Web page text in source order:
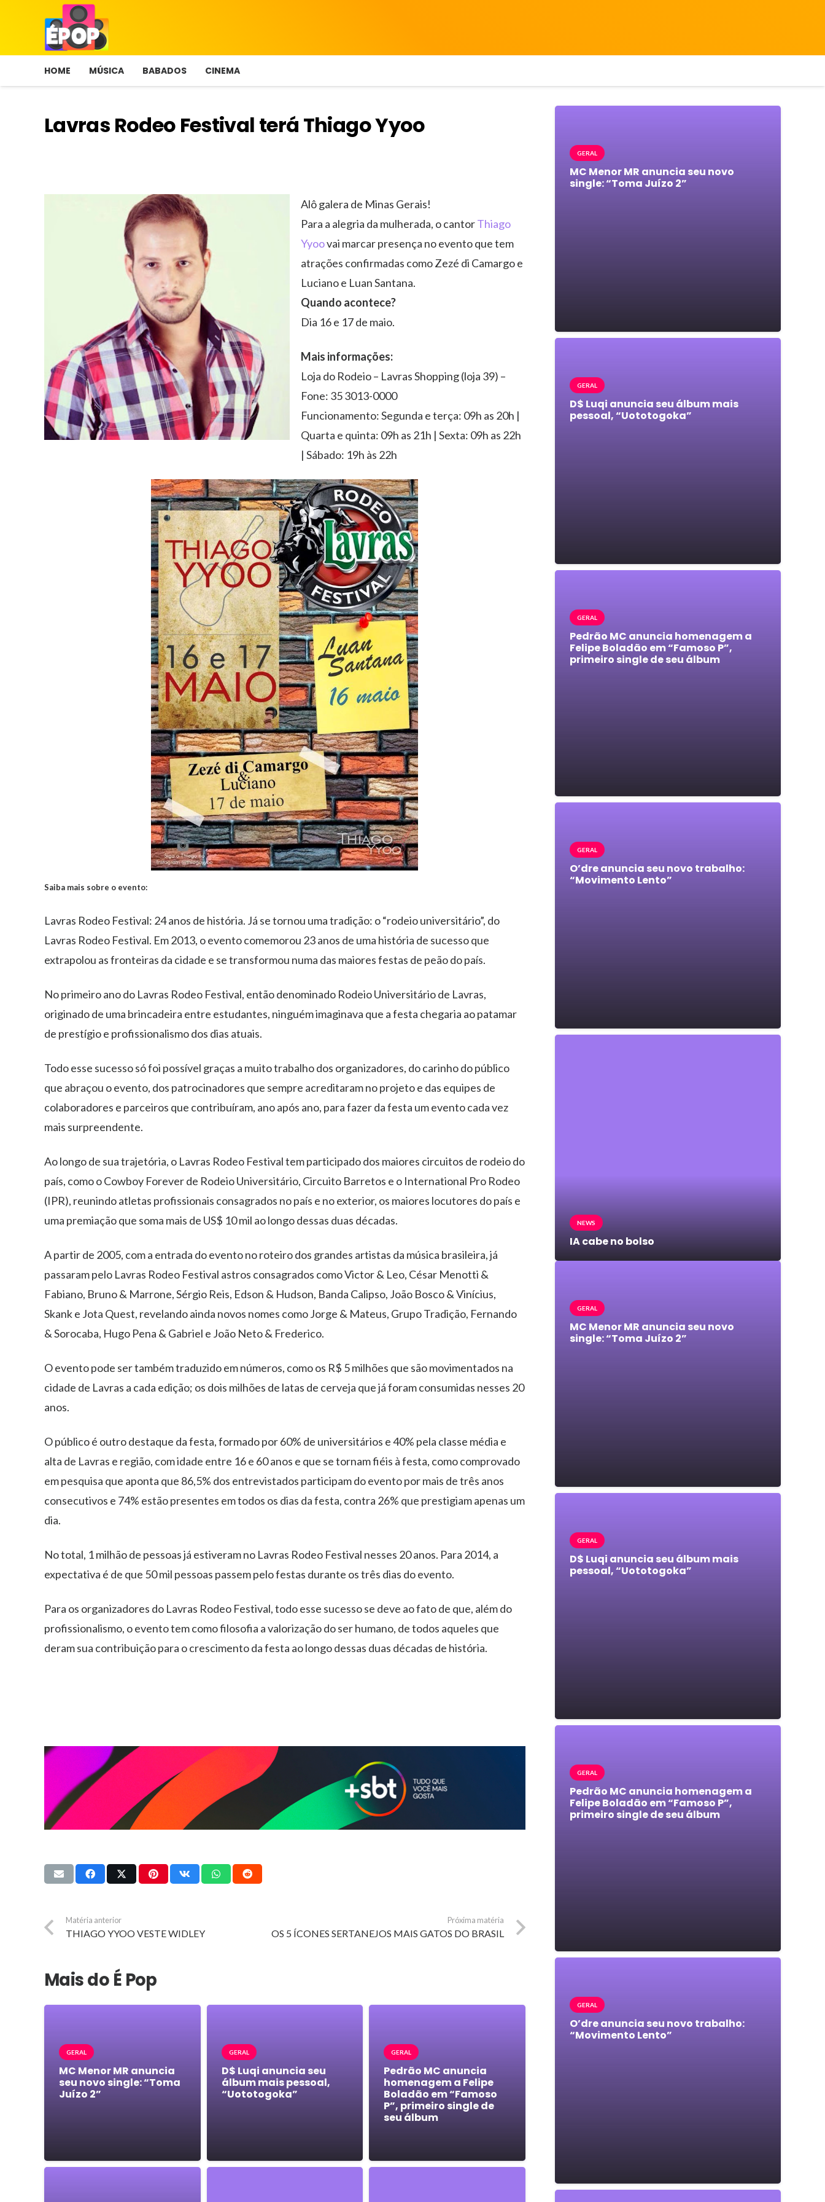
HOME MÚSICA BABADOS CINEMA
Lavras Rodeo Festival terá Thiago Yyoo
Alô galera de Minas Gerais!
Para a alegria da mulherada, o cantorThiago
Yyoovai marcar presença no evento que tem
atrações confirmadas como Zezé di Camargo e
Luciano e Luan Santana.
Quando acontece?
Dia 16 e 17 de maio.
Mais informações:
Loja do Rodeio – Lavras Shopping (loja 39) –
Fone: 35 3013-0000
Funcionamento: Segunda e terça: 09h as 20h |
Quarta e quinta: 09h as 21h | Sexta: 09h as 22h
| Sábado: 19h às 22h
Saiba mais sobre o evento:
Lavras Rodeo Festival: 24 anos de história. Já se tornou uma tradição: o “rodeio universitário”, do
Lavras Rodeo Festival. Em 2013, o evento comemorou 23 anos de uma história de sucesso que
extrapolou as fronteiras da cidade e se transformou numa das maiores festas de peão do país.
No primeiro ano do Lavras Rodeo Festival, então denominado Rodeio Universitário de Lavras,
originado de uma brincadeira entre estudantes, ninguém imaginava que a festa chegaria ao patamar
de prestígio e profissionalismo dos dias atuais.
Todo esse sucesso só foi possível graças a muito trabalho dos organizadores, do carinho do público
que abraçou o evento, dos patrocinadores que sempre acreditaram no projeto e das equipes de
colaboradores e parceiros que contribuíram, ano após ano, para fazer da festa um evento cada vez
mais surpreendente.
Ao longo de sua trajetória, o Lavras Rodeo Festival tem participado dos maiores circuitos de rodeio do
país, como o Cowboy Forever de Rodeio Universitário, Circuito Barretos e o International Pro Rodeo
(IPR), reunindo atletas profissionais consagrados no país e no exterior, os maiores locutores do país e
uma premiação que soma mais de US$ 10 mil ao longo dessas duas décadas.
A partir de 2005, com a entrada do evento no roteiro dos grandes artistas da música brasileira, já
passaram pelo Lavras Rodeo Festival astros consagrados como Victor & Leo, César Menotti &
Fabiano, Bruno & Marrone, Sérgio Reis, Edson & Hudson, Banda Calipso, João Bosco & Vinícius,
Skank e Jota Quest, revelando ainda novos nomes como Jorge & Mateus, Grupo Tradição, Fernando
& Sorocaba, Hugo Pena & Gabriel e João Neto & Frederico.
O evento pode ser também traduzido em números, como os R$ 5 milhões que são movimentados na
cidade de Lavras a cada edição; os dois milhões de latas de cerveja que já foram consumidas nesses 20
anos.
O público é outro destaque da festa, formado por 60% de universitários e 40% pela classe média e
alta de Lavras e região, com idade entre 16 e 60 anos e que se tornam fiéis à festa, como comprovado
em pesquisa que aponta que 86,5% dos entrevistados participam do evento por mais de três anos
consecutivos e 74% estão presentes em todos os dias da festa, contra 26% que prestigiam apenas um
dia.
No total, 1 milhão de pessoas já estiveram no Lavras Rodeo Festival nesses 20 anos. Para 2014, a
expectativa é de que 50 mil pessoas passem pelo festas durante os três dias do evento.
Para os organizadores do Lavras Rodeo Festival, todo esse sucesso se deve ao fato de que, além do
profissionalismo, o evento tem como filosofia a valorização do ser humano, de todos aqueles que
deram sua contribuição para o crescimento da festa ao longo dessas duas décadas de história.
Matéria anterior
THIAGO YYOO VESTE WIDLEY
Próxima matéria
OS 5 ÍCONES SERTANEJOS MAIS GATOS DO BRASIL
Mais do É Pop
GERAL
MC Menor MR anuncia
seu novo single: “Toma
Juízo 2”
GERAL
D$ Luqi anuncia seu
álbum mais pessoal,
“Uototogoka”
GERAL
Pedrão MC anuncia
homenagem a Felipe
Boladão em “Famoso
P”, primeiro single de
seu álbum
GERAL
MC Menor MR anuncia seu novo
single: “Toma Juízo 2”
GERAL
D$ Luqi anuncia seu álbum mais
pessoal, “Uototogoka”
GERAL
Pedrão MC anuncia homenagem a
Felipe Boladão em “Famoso P”,
primeiro single de seu álbum
GERAL
O’dre anuncia seu novo trabalho:
“Movimento Lento”
NEWS
IA cabe no bolso
GERAL
MC Menor MR anuncia seu novo
single: “Toma Juízo 2”
GERAL
D$ Luqi anuncia seu álbum mais
pessoal, “Uototogoka”
GERAL
Pedrão MC anuncia homenagem a
Felipe Boladão em “Famoso P”,
primeiro single de seu álbum
GERAL
O’dre anuncia seu novo trabalho:
“Movimento Lento”